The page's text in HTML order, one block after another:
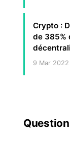
Crypto :
de 385%
9 Mar 2022